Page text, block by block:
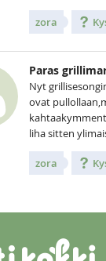
zora
Paras
Nyt
ovat
liha sitten
zora